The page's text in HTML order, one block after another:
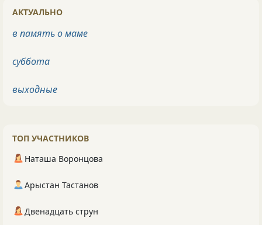
АКТУАЛЬНО
в память о маме
суббота
выходные
ТОП УЧАСТНИКОВ
Наташа Воронцова
Арыстан Тастанов
Двенадцать струн